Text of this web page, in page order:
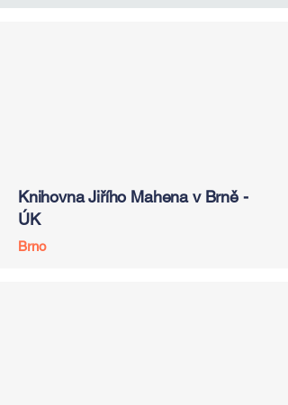
Knihovna Jiřího Mahena v Brně -
ÚK
Brno